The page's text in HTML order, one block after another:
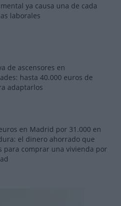
ya causa una de cada
laborales
de ascensores en
hasta 40.000 euros de
adaptarlos
en Madrid por 31.000 en
el dinero ahorrado que
para comprar una vivienda por